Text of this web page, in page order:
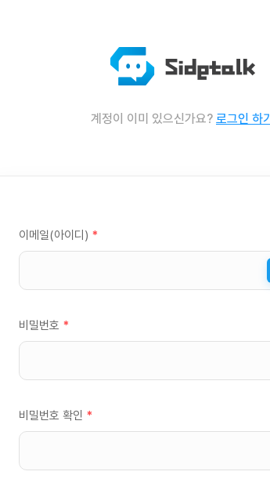
계정이 이미 있으신가요? 로그인 하기
이메일(아이디) *
비밀번호 *
비밀번호 확인 *